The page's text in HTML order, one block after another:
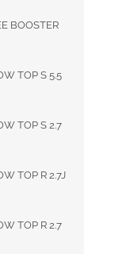
BOOSTER
TOP S 5.5
TOP S 2.7
TOP R 2.7J
TOP R 2.7